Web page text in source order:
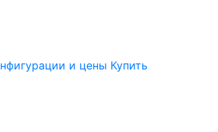
и цены Купить